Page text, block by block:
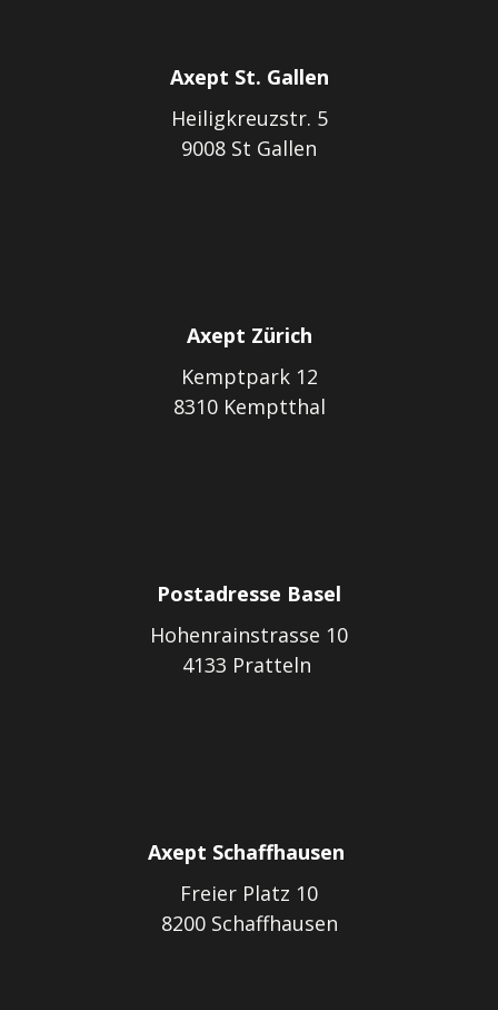
Axept St. Gallen
Heiligkreuzstr. 5
9008 St Gallen
Axept Zürich
Kemptpark 12
8310 Kemptthal
Postadresse Basel
Hohenrainstrasse 10
4133 Pratteln
Axept Schaffhausen
Freier Platz 10
8200 Schaffhausen